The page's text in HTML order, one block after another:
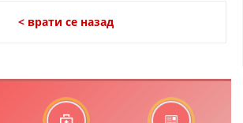
И ДЕЈСТВУВАЊЕ ПРИ КАТАСТРОФИ
МЕЃУНАРОДНА СОРАБОТКА
< врати се назад